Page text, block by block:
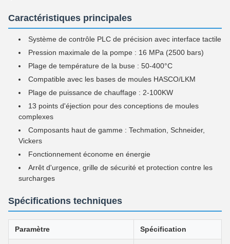
Caractéristiques principales
Système de contrôle PLC de précision avec interface tactile
Pression maximale de la pompe : 16 MPa (2500 bars)
Plage de température de la buse : 50-400°C
Compatible avec les bases de moules HASCO/LKM
Plage de puissance de chauffage : 2-100KW
13 points d'éjection pour des conceptions de moules
complexes
Composants haut de gamme : Techmation, Schneider,
Vickers
Fonctionnement économe en énergie
Arrêt d'urgence, grille de sécurité et protection contre les
surcharges
Spécifications techniques
Paramètre Spécification